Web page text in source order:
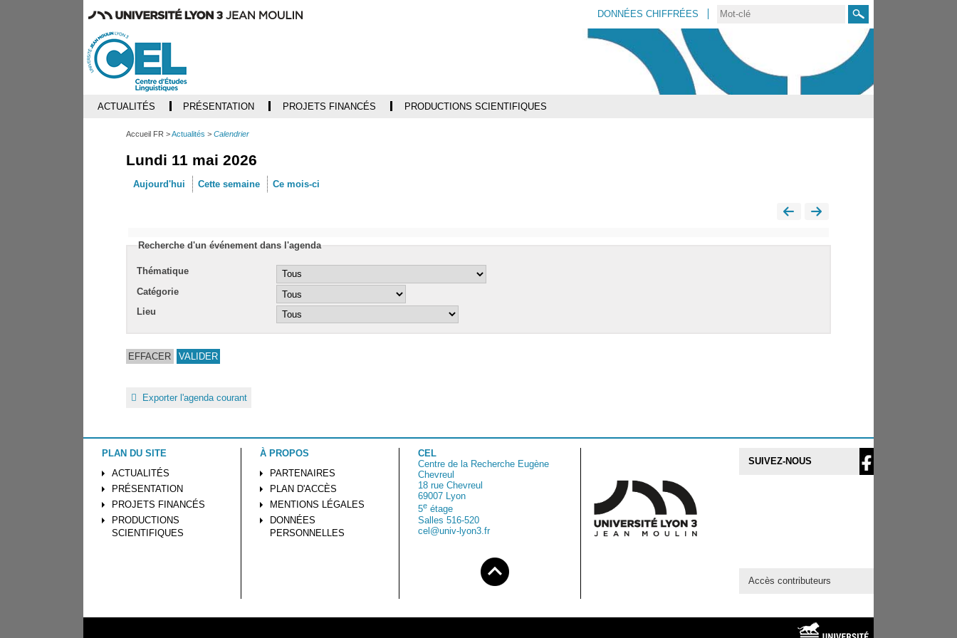
DONNÉES CHIFFRÉES Rechercher
ACTUALITÉS PRÉSENTATION PROJETS FINANCÉS PRODUCTIONS SCIENTIFIQUES
Accueil FR Actualités Calendrier
Lundi 11 mai 2026
Aujourd'hui Cette semaine Ce mois-ci
Recherche d'un événement dans l'agenda
Thématique
Catégorie
Lieu
Exporter l'agenda courant
PLAN DU SITE
ACTUALITÉS
PRÉSENTATION
PROJETS FINANCÉS
PRODUCTIONS
SCIENTIFIQUES
À PROPOS
PARTENAIRES
PLAN D'ACCÈS
MENTIONS LÉGALES
DONNÉES
PERSONNELLES
CEL
Centre de la Recherche Eugène
Chevreul
18 rue Chevreul
69007 Lyon
5e étage
Salles 516-520
cel@univ-lyon3.fr
SUIVEZ-NOUS
Accès contributeurs